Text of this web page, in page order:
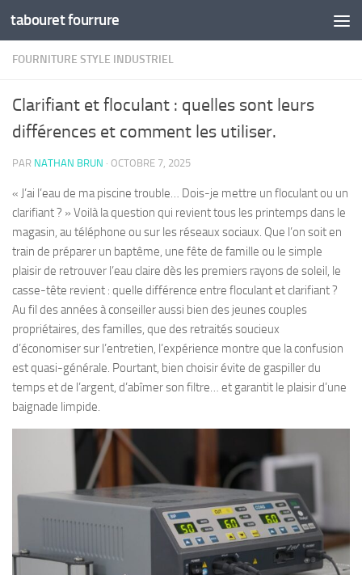
Skip to content
tabouret fourrure
FOURNITURE STYLE INDUSTRIEL
Clarifiant et floculant : quelles sont leurs
différences et comment les utiliser.
PAR NATHAN BRUN · OCTOBRE 7, 2025
« J’ai l’eau de ma piscine trouble… Dois-je mettre un floculant ou un
clarifiant ? » Voilà la question qui revient tous les printemps dans le
magasin, au téléphone ou sur les réseaux sociaux. Que l’on soit en
train de préparer un baptême, une fête de famille ou le simple
plaisir de retrouver l’eau claire dès les premiers rayons de soleil, le
casse-tête revient : quelle différence entre floculant et clarifiant ?
Au fil des années à conseiller aussi bien des jeunes couples
propriétaires, des familles, que des retraités soucieux
d’économiser sur l’entretien, l’expérience montre que la confusion
est quasi-générale. Pourtant, bien choisir évite de gaspiller du
temps et de l’argent, d’abîmer son filtre… et garantit le plaisir d’une
baignade limpide.